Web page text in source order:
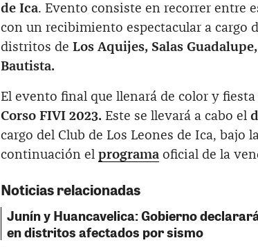
de Ica. Evento consiste en recorrer entre
con un recibimiento espectacular a cargo
distritos de Los Aquijes, Salas
Bautista.
El evento final que llenará de color y
Corso FIVI 2023. Este se llevará a cabo el
cargo del Club de Los Leones de Ica, bajo
continuación el programa oficial de la
Noticias relacionadas
Junín y Huancavelica: Gobierno
en distritos afectados por sismo